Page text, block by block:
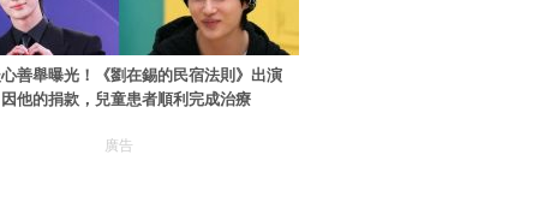
善舉曝光！《劉在錫的民宿法則》出演
他的捐款，兒童患者順利完成治療
廣告